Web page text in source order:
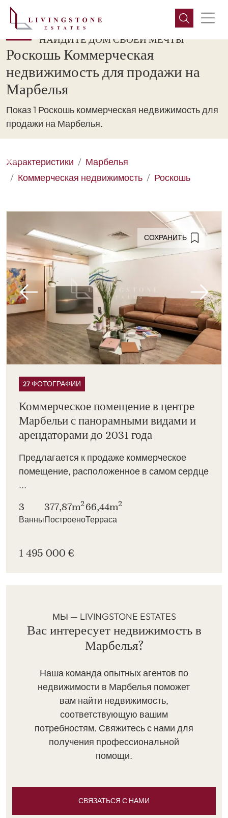
НАЙДИТЕ ДОМ СВОЕЙ МЕЧТЫ
Роскошь Коммерческая
недвижимость для продажи на
Марбелья
Показ 1 Роскошь коммерческая недвижимость для
продажи на Марбелья.
Характеристики
Марбелья
Коммерческая недвижимость
Роскошь
СОХРАНИТЬ
27 ФОТОГРАФИИ
Коммерческое помещение в центре
Марбельи с панорамными видами и
арендаторами до 2031 года
Предлагается к продаже коммерческое
помещение, расположенное в самом сердце
...
3
Ванны
377,87m2
Построено
66,44m2
Терраса
1 495 000 €
МЫ — LIVINGSTONE ESTATES
Вас интересует недвижимость в
Марбелья?
Наша команда опытных агентов по
недвижимости в Марбелья поможет
вам найти недвижимость,
соответствующую вашим
потребностям. Свяжитесь с нами для
получения профессиональной
помощи.
СВЯЗАТЬСЯ С НАМИ